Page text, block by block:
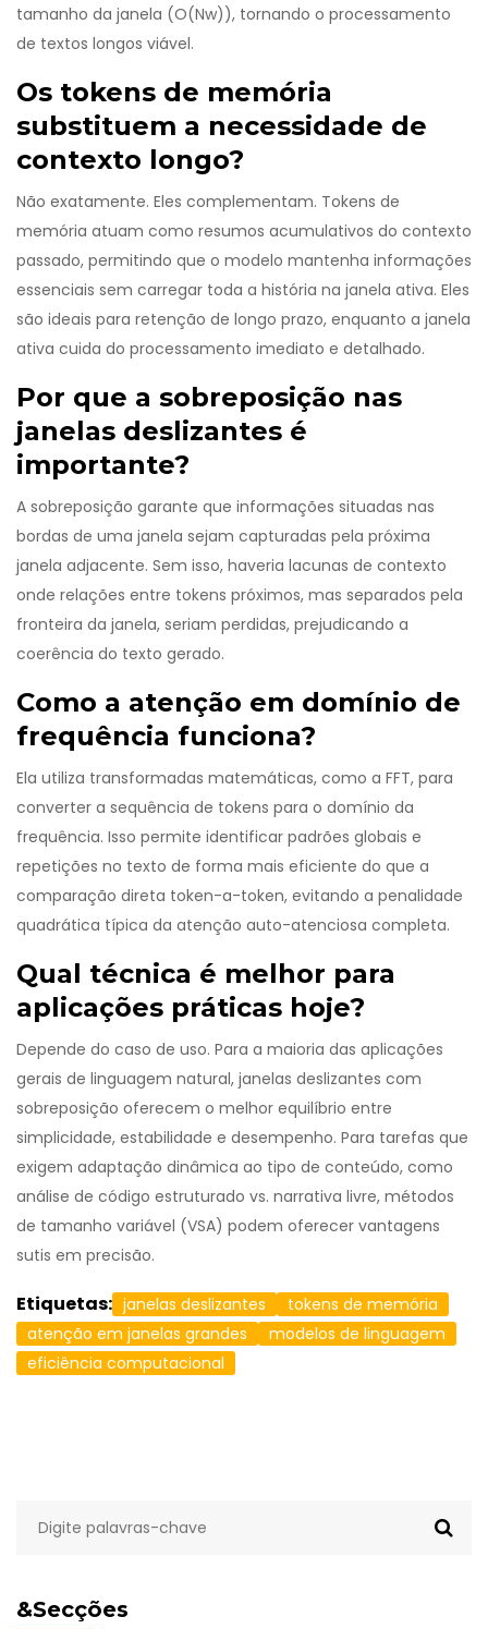
&Secções
tamanho da janela (O(Nw)), tornando o processamento
de textos longos viável.
Os tokens de memória
substituem a necessidade de
contexto longo?
Não exatamente. Eles complementam. Tokens de
memória atuam como resumos acumulativos do contexto
passado, permitindo que o modelo mantenha informações
essenciais sem carregar toda a história na janela ativa. Eles
são ideais para retenção de longo prazo, enquanto a janela
ativa cuida do processamento imediato e detalhado.
Por que a sobreposição nas
janelas deslizantes é
importante?
A sobreposição garante que informações situadas nas
bordas de uma janela sejam capturadas pela próxima
janela adjacente. Sem isso, haveria lacunas de contexto
onde relações entre tokens próximos, mas separados pela
fronteira da janela, seriam perdidas, prejudicando a
coerência do texto gerado.
Como a atenção em domínio de
frequência funciona?
Ela utiliza transformadas matemáticas, como a FFT, para
converter a sequência de tokens para o domínio da
frequência. Isso permite identificar padrões globais e
repetições no texto de forma mais eficiente do que a
comparação direta token-a-token, evitando a penalidade
quadrática típica da atenção auto-atenciosa completa.
Qual técnica é melhor para
aplicações práticas hoje?
Depende do caso de uso. Para a maioria das aplicações
gerais de linguagem natural, janelas deslizantes com
sobreposição oferecem o melhor equilíbrio entre
simplicidade, estabilidade e desempenho. Para tarefas que
exigem adaptação dinâmica ao tipo de conteúdo, como
análise de código estruturado vs. narrativa livre, métodos
de tamanho variável (VSA) podem oferecer vantagens
sutis em precisão.
Etiquetas: janelas deslizantes
tokens de memória
atenção em janelas grandes
modelos de linguagem
eficiência computacional